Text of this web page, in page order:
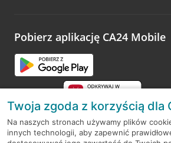
Pobierz aplikację CA24 Mobile
RODO
Twoja zgoda z korzyścią dla
Na naszych stronach używamy plików
innych technologii, aby zapewnić